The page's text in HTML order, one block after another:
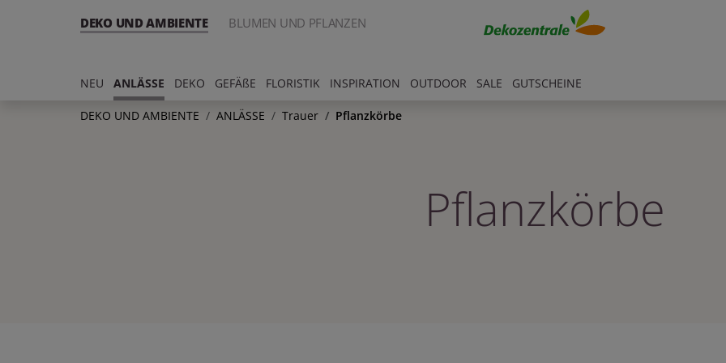
DEKO UND AMBIENTE BLUMEN UND PFLANZEN
NEU ANLÄSSE DEKO GEFÄßE FLORISTIK INSPIRATION OUTDOOR SALE GUTSCHEINE
DEKO UND AMBIENTE ANLÄSSE Trauer Pflanzkörbe
Pflanzkörbe